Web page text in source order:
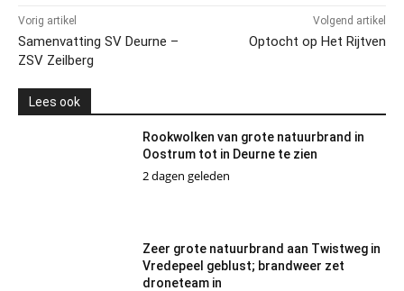
Vorig artikel
Samenvatting SV Deurne –
ZSV Zeilberg
Volgend artikel
Optocht op Het Rijtven
Lees ook
Rookwolken van grote natuurbrand in
Oostrum tot in Deurne te zien
2 dagen geleden
Zeer grote natuurbrand aan Twistweg in
Vredepeel geblust; brandweer zet
droneteam in